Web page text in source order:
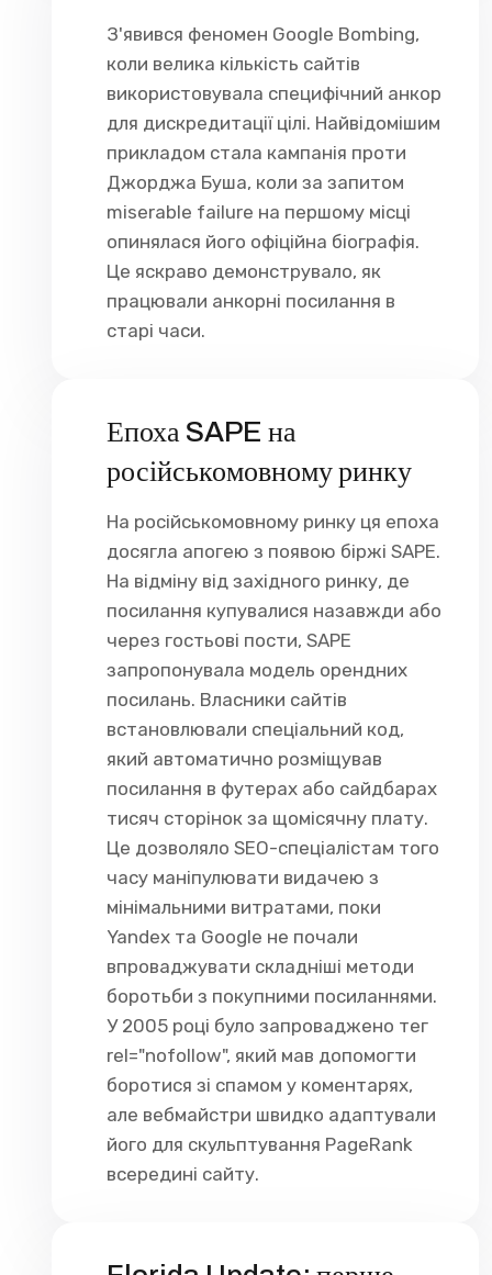
З'явився феномен Google Bombing,
коли велика кількість сайтів
використовувала специфічний анкор
для дискредитації цілі. Найвідомішим
прикладом стала кампанія проти
Джорджа Буша, коли за запитом
miserable failure на першому місці
опинялася його офіційна біографія.
Це яскраво демонструвало, як
працювали анкорні посилання в
старі часи.
Епоха SAPE на
російськомовному ринку
На російськомовному ринку ця епоха
досягла апогею з появою біржі SAPE.
На відміну від західного ринку, де
посилання купувалися назавжди або
через гостьові пости, SAPE
запропонувала модель орендних
посилань. Власники сайтів
встановлювали спеціальний код,
який автоматично розміщував
посилання в футерах або сайдбарах
тисяч сторінок за щомісячну плату.
Це дозволяло SEO-спеціалістам того
часу маніпулювати видачею з
мінімальними витратами, поки
Yandex та Google не почали
впроваджувати складніші методи
боротьби з покупними посиланнями.
У 2005 році було запроваджено тег
rel="nofollow", який мав допомогти
боротися зі спамом у коментарях,
але вебмайстри швидко адаптували
його для скульптування PageRank
всередині сайту.